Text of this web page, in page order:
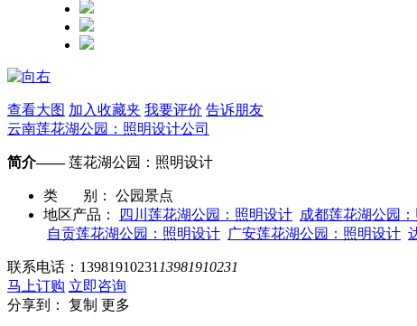
查看大图 加入收藏夹 我要评价 告诉朋友
云南莲花湖公园：照明设计公司
简介——莲花湖公园：照明设计
类 别：
公园景点
地区产品：
四川莲花湖公园：照明设计 成都莲花湖公园
自贡莲花湖公园：照明设计 广安莲花湖公园：照明设计
联系电话： 13981910231 13981910231
马上订购 立即咨询
分享到：
复制 更多